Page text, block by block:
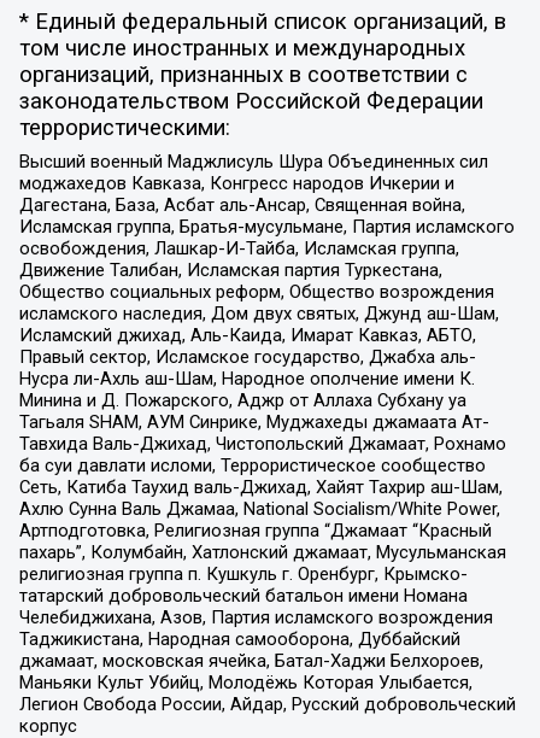
* Единый федеральный список организаций, в
том числе иностранных и международных
организаций, признанных в соответствии с
законодательством Российской Федерации
террористическими:
Высший военный Маджлисуль Шура Объединенных сил
моджахедов Кавказа, Конгресс народов Ичкерии и
Дагестана, База, Асбат аль-Ансар, Священная война,
Исламская группа, Братья-мусульмане, Партия исламского
освобождения, Лашкар-И-Тайба, Исламская группа,
Движение Талибан, Исламская партия Туркестана,
Общество социальных реформ, Общество возрождения
исламского наследия, Дом двух святых, Джунд аш-Шам,
Исламский джихад, Аль-Каида, Имарат Кавказ, АБТО,
Правый сектор, Исламское государство, Джабха аль-
Нусра ли-Ахль аш-Шам, Народное ополчение имени К.
Минина и Д. Пожарского, Аджр от Аллаха Субхану уа
Тагьаля SHAM, АУМ Синрике, Муджахеды джамаата Ат-
Тавхида Валь-Джихад, Чистопольский Джамаат, Рохнамо
ба суи давлати исломи, Террористическое сообщество
Сеть, Катиба Таухид валь-Джихад, Хайят Тахрир аш-Шам,
Ахлю Сунна Валь Джамаа, National Socialism/White Power,
Артподготовка, Религиозная группа “Джамаат “Красный
пахарь”, Колумбайн, Хатлонский джамаат, Мусульманская
религиозная группа п. Кушкуль г. Оренбург, Крымско-
татарский добровольческий батальон имени Номана
Челебиджихана, Азов, Партия исламского возрождения
Таджикистана, Народная самооборона, Дуббайский
джамаат, московская ячейка, Батал-Хаджи Белхороев,
Маньяки Культ Убийц, Молодёжь Которая Улыбается,
Легион Свобода России, Айдар, Русский добровольческий
корпус